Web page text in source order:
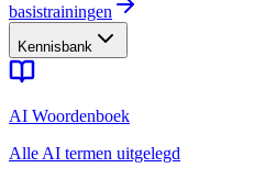
basistrainingen
Kennisbank
AI Woordenboek
Alle AI termen uitgelegd